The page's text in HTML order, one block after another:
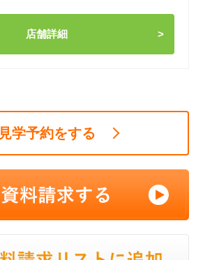
店舗詳細
見学予約をする